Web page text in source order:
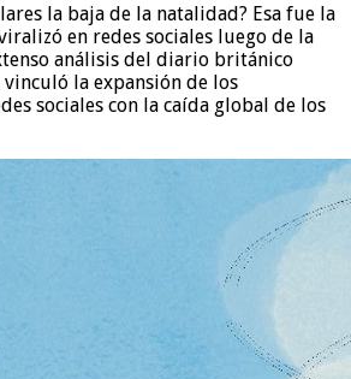
la baja de la natalidad? Esa fue la
en redes sociales luego de la
análisis del diario británico
la expansión de los
sociales con la caída global de los